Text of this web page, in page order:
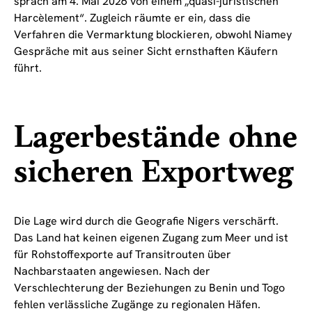
Harcèlement“. Zugleich räumte er ein, dass die
Verfahren die Vermarktung blockieren, obwohl Niamey
Gespräche mit aus seiner Sicht ernsthaften Käufern
führt.
Lagerbestände ohne
sicheren Exportweg
Die Lage wird durch die Geografie Nigers verschärft.
Das Land hat keinen eigenen Zugang zum Meer und ist
für Rohstoffexporte auf Transitrouten über
Nachbarstaaten angewiesen. Nach der
Verschlechterung der Beziehungen zu Benin und Togo
fehlen verlässliche Zugänge zu regionalen Häfen.